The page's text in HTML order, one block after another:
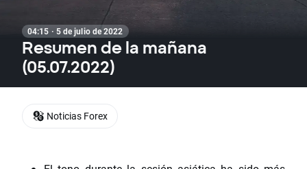
04:15 · 5 de julio de 2022
Resumen de la mañana
(05.07.2022)
Noticias Forex